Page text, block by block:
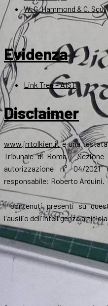
W. G. Hammond & C. Scull
Evidenza
Link Tree – AIST
Disclaimer
www.jrrtolkien.itè una
Tribunale di Roma - Sezione
autorizzazione n° 04/
responsabile: Roberto Arduini.
I contenuti presenti su
l'ausilio dell'intelligenza